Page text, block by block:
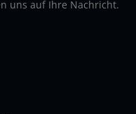
uns auf Ihre Nachricht.